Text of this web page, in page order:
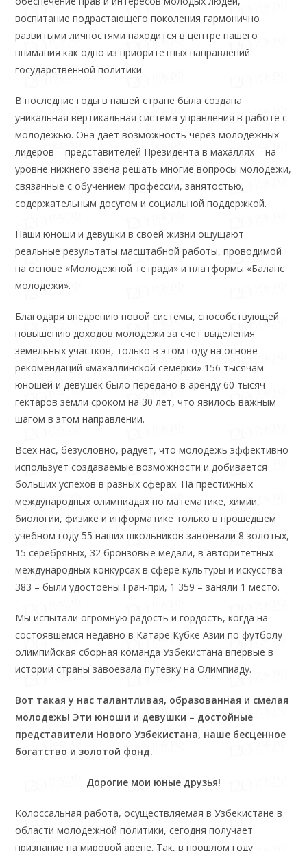
воспитание подрастающего поколения гармонично
развитыми личностями находится в центре нашего
внимания как одно из приоритетных направлений
государственной политики.
В последние годы в нашей стране была создана
уникальная вертикальная система управления в работе с
молодежью. Она дает возможность через молодежных
лидеров – представителей Президента в махаллях – на
уровне нижнего звена решать многие вопросы молодежи,
связанные с обучением профессии, занятостью,
содержательным досугом и социальной поддержкой.
Наши юноши и девушки в своей жизни ощущают
реальные результаты масштабной работы, проводимой
на основе «Молодежной тетради» и платформы «Баланс
молодежи».
Благодаря внедрению новой системы, способствующей
повышению доходов молодежи за счет выделения
земельных участков, только в этом году на основе
рекомендаций «махаллинской семерки» 156 тысячам
юношей и девушек было передано в аренду 60 тысяч
гектаров земли сроком на 30 лет, что явилось важным
шагом в этом направлении.
Всех нас, безусловно, радует, что молодежь эффективно
использует создаваемые возможности и добивается
больших успехов в разных сферах. На престижных
международных олимпиадах по математике, химии,
биологии, физике и информатике только в прошедшем
учебном году 55 наших школьников завоевали 8 золотых,
15 серебряных, 32 бронзовые медали, в авторитетных
международных конкурсах в сфере культуры и искусства
383 – были удостоены Гран-при, 1 359 – заняли 1 место.
Мы испытали огромную радость и гордость, когда на
состоявшемся недавно в Катаре Кубке Азии по футболу
олимпийская сборная команда Узбекистана впервые в
истории страны завоевала путевку на Олимпиаду.
Вот такая у нас талантливая, образованная и смелая
молодежь! Эти юноши и девушки – достойные
представители Нового Узбекистана, наше бесценное
богатство и золотой фонд.
Дорогие мои юные друзья!
Колоссальная работа, осуществляемая в Узбекистане в
области молодежной политики, сегодня получает
признание на мировой арене. Так, в прошлом году